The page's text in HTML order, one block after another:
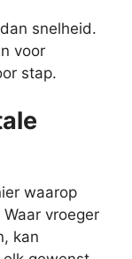
snelheid.
voor
stap.
waarop
vroeger
kan